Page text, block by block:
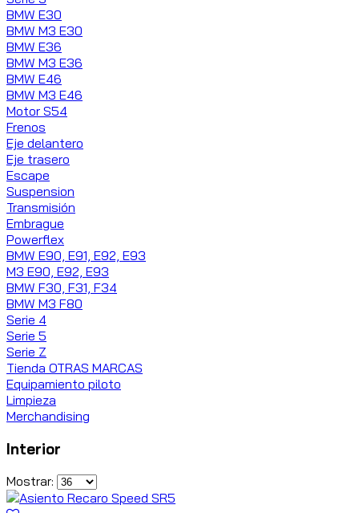
BMW E30
BMW M3 E30
BMW E36
BMW M3 E36
BMW E46
BMW M3 E46
Motor S54
Frenos
Eje delantero
Eje trasero
Escape
Suspension
Transmisión
Embrague
Powerflex
BMW E90, E91, E92, E93
M3 E90, E92, E93
BMW F30, F31, F34
BMW M3 F80
Serie 4
Serie 5
Serie Z
Tienda OTRAS MARCAS
Equipamiento piloto
Limpieza
Merchandising
Interior
Mostrar: